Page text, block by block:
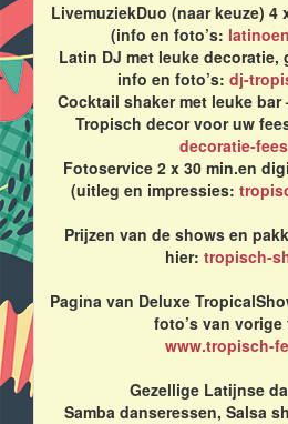
LivemuziekDuo (naar keuze) 4
(info en foto’s:
Latin DJ met leuke decoratie,
info en foto’s: dj-
Cocktail shaker met leuke bar
Tropisch decor voor uw
decoratie-
Fotoservice 2 x 30 min.en
(uitleg en impressies:
Prijzen van de shows en
hier: tropisch-
Pagina van Deluxe
foto’s van vorige
www.tropisch-
Gezellige Latijnse
Samba danseressen, Salsa